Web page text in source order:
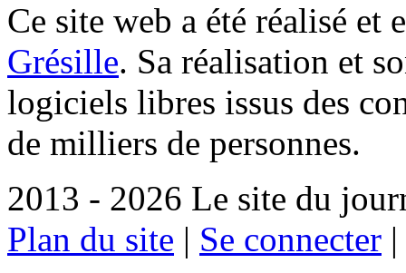
Ce site web a été réalisé et
Grésille. Sa réalisation et
logiciels libres issus des
de milliers de personnes.
2013 - 2026 Le site du
Plan du site | Se connecter |